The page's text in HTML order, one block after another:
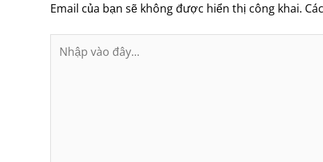
Email của bạn sẽ không được hiển thị công khai.
vào